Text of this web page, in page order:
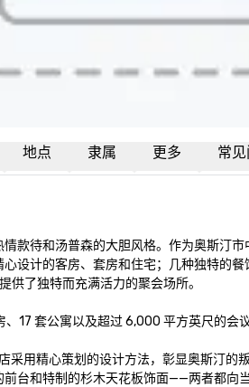
地点 隶属 更多 常
款待和汤普森的大胆风格。作为奥斯汀
设计的客房、套房和住宅；几种独特的
了独特而充满活力的聚会场所。
17 套公寓以及超过 6,000 平方英尺的会
采用精心策划的设计方法，彰显奥斯汀
台和特制的杉木天花板饰面——两者都向